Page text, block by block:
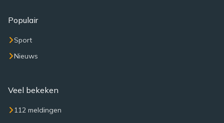
Populair
Sport
Nieuws
Veel bekeken
112 meldingen